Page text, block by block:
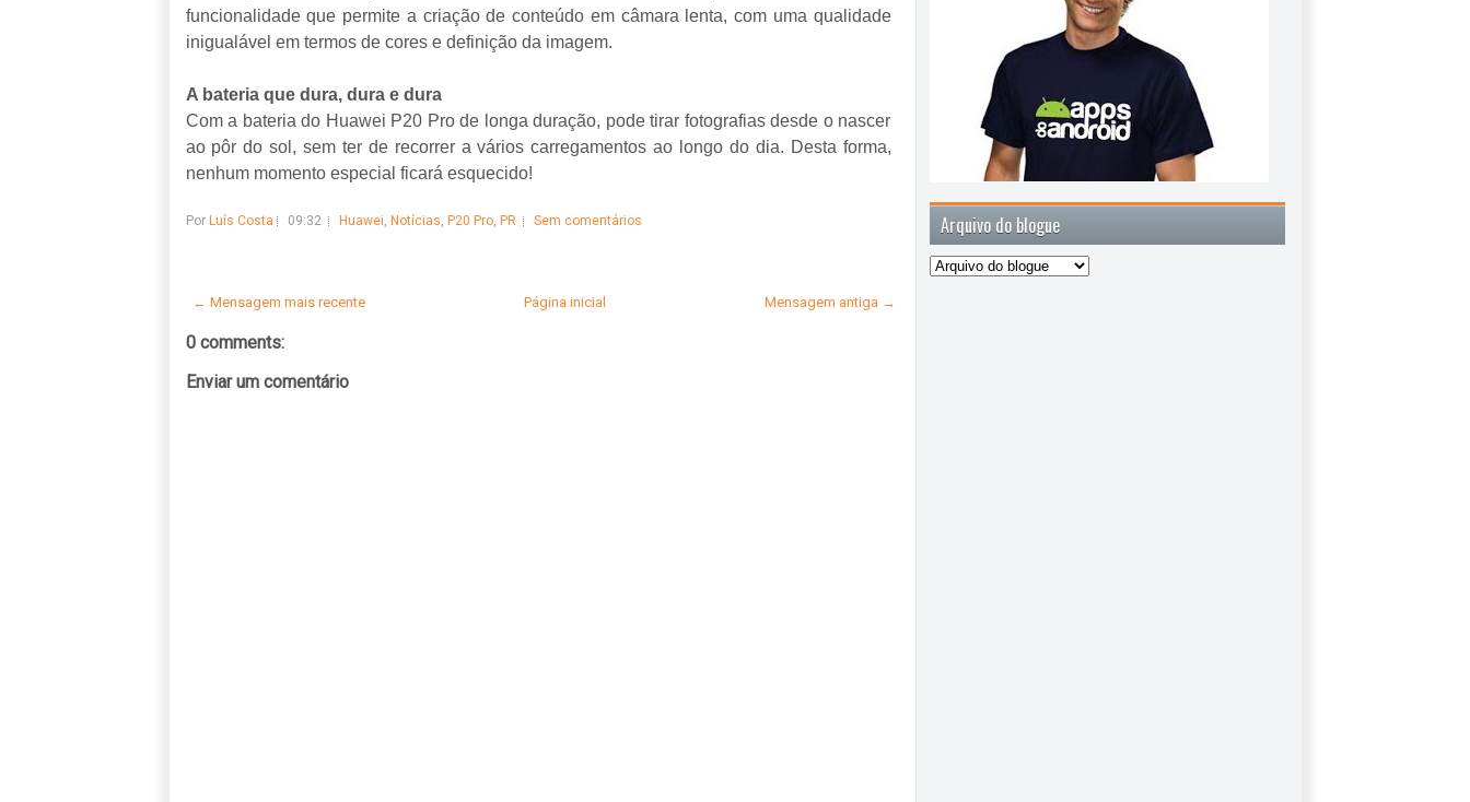
funcionalidade que permite a criação de conteúdo em câmara lenta, com uma qualidade
inigualável em termos de cores e definição da imagem.
A bateria que dura, dura e dura
Com a bateria do Huawei P20 Pro de longa duração, pode tirar fotografias desde o nascer
ao pôr do sol, sem ter de recorrer a vários carregamentos ao longo do dia. Desta forma,
nenhum momento especial ficará esquecido!
Por Luís Costa 09:32 Huawei, Notícias, P20 Pro, PR Sem comentários
← Mensagem mais recente Mensagem antiga →
Página inicial
0 comments:
Enviar um comentário
Arquivo do blogue